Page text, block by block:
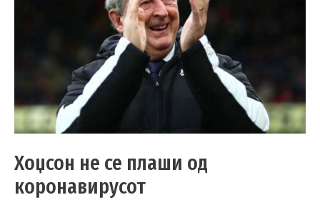
Хоџсон не се плаши од
коронавирусот